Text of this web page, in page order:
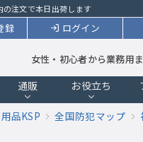
の注文で本日出荷します
ログイン
録
女性・初心者から業務用
通販 お役立ち
品KSP 全国防犯マップ